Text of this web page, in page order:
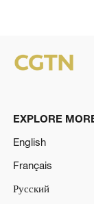
EXPLORE
English
Français
Русский